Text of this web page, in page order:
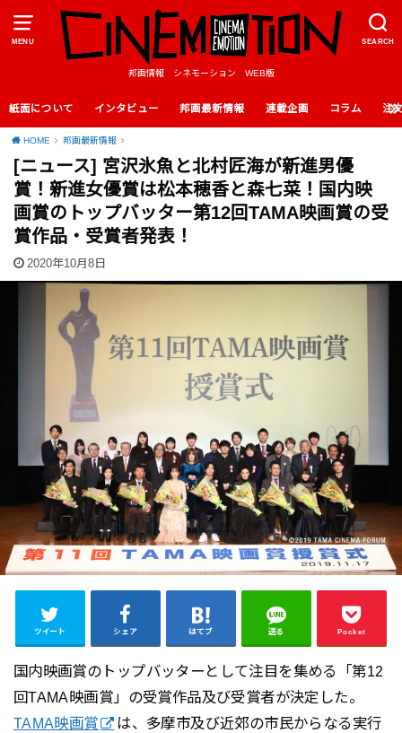
MENU SEARCH
邦画情報 シネモーション WEB版
紙面について インタビュー 邦画最新情報 連載企画 コラム 注
HOME 邦画最新情報
[ニュース] 宮沢氷魚と北村匠海が新進男優
賞！新進女優賞は松本穂香と森七菜！国内映
画賞のトップバッター第12回TAMA映画賞の受
賞作品・受賞者発表！
2020年10月8日
ツイート シェア はてブ 送る Pocket
国内映画賞のトップバッターとして注目を集める「第12
回TAMA映画賞」の受賞作品及び受賞者が決定した。
TAMA映画賞
は、多摩市及び近郊の市民からなる実行